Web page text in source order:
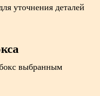
уточнения деталей
выбранным